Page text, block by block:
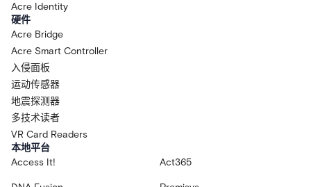
Acre Identity
硬件
Acre Bridge
Acre Smart Controller
入侵面板
运动传感器
地震探测器
多技术读者
VR Card Readers
本地平台
Access It!
Act365